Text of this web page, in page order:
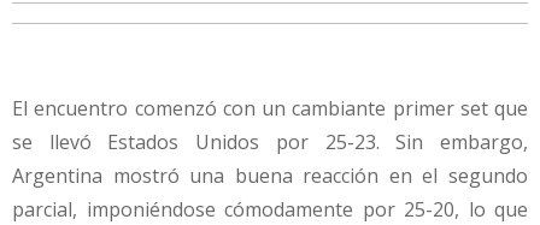
El encuentro comenzó con un cambiante primer set que
se llevó Estados Unidos por 25-23. Sin embargo,
Argentina mostró una buena reacción en el segundo
parcial, imponiéndose cómodamente por 25-20, lo que